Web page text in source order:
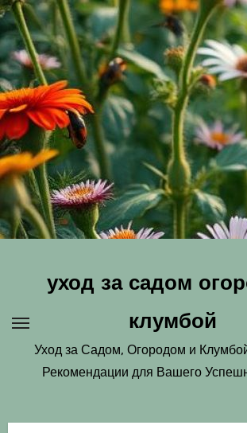
Перейти
к
содержимому
уход за садом
клумбой
Уход за Садом, Огородом и
Рекомендации для Вашего